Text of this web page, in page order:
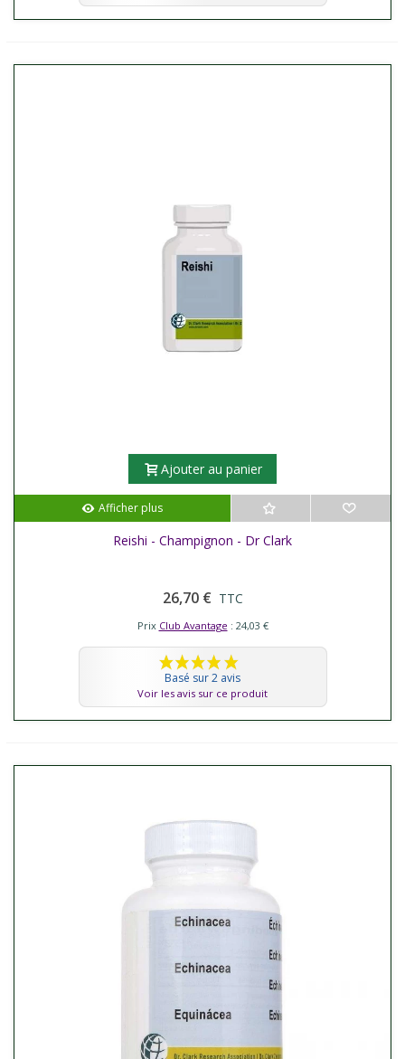
Ajouter au panier
Afficher plus
Reishi - Champignon - Dr Clark
26,70 € TTC
Prix Club Avantage : 24,03 €
Basé sur 2 avis
Voir les avis sur ce produit